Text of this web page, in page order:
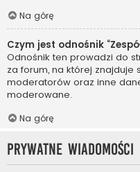
Na górę
Czym jest odnośnik
Odnośnik ten prowadzi do
za forum, na której znajduje
moderatorów oraz inne
moderowane.
Na górę
Prywatne wiadomości